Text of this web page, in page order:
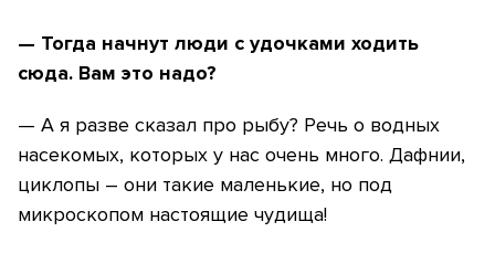
— Тогда начнут люди с удочками ходить
сюда. Вам это надо?
— А я разве сказал про рыбу? Речь о водных
насекомых, которых у нас очень много. Дафнии,
циклопы – они такие маленькие, но под
микроскопом настоящие чудища!